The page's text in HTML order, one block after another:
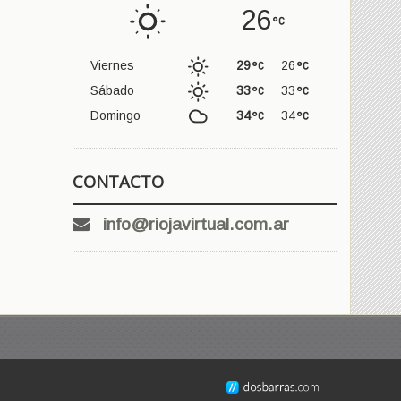
26
Viernes 26
29
Sábado
33
33
Domingo
34
34
CONTACTO
info@riojavirtual.com.ar